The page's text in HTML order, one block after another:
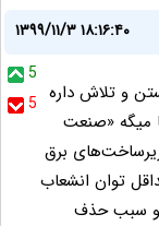
۱۳۹۹/۱۱/۳ ۱۸:۱۶:۴۰
5
5 و تلاش داره
میگه «صنعت
برق
توان انشعاب
و سبب حذف